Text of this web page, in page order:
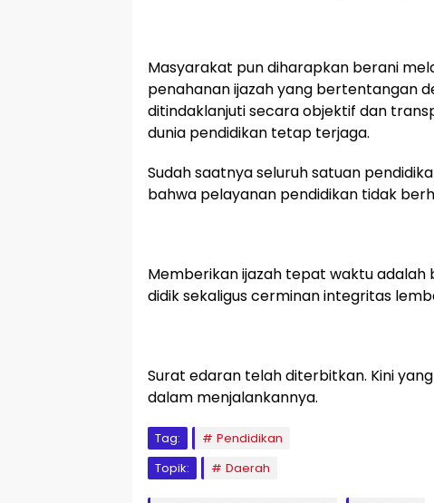
Masyarakat pun diharapkan berani
penahanan ijazah yang bertentangan
ditindaklanjuti secara objektif dan
dunia pendidikan tetap terjaga.
Sudah saatnya seluruh satuan
bahwa pelayanan pendidikan tidak
Memberikan ijazah tepat waktu
didik sekaligus cerminan integritas
Surat edaran telah diterbitkan. Kini
dalam menjalankannya.
Tag:
Pendidikan
Topik:
Daerah